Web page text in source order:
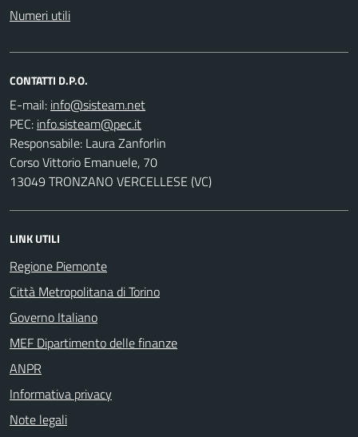
Numeri utili
CONTATTI D.P.O.
E-mail:
PEC:
Responsabile: Laura Zanforlin
Corso Vittorio Emanuele, 70
13049 TRONZANO VERCELLESE (VC)
LINK UTILI
Regione Piemonte
Città Metropolitana di Torino
Governo Italiano
MEF Dipartimento delle finanze
ANPR
Informativa privacy
Note legali